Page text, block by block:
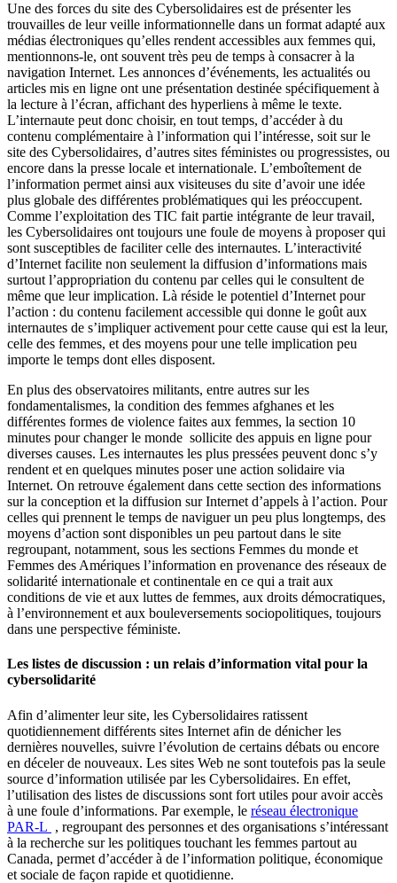
Une des forces du site des Cybersolidaires est de présenter les
trouvailles de leur veille informationnelle dans un format adapté aux
médias électroniques qu’elles rendent accessibles aux femmes qui,
mentionnons-le, ont souvent très peu de temps à consacrer à la
navigation Internet. Les annonces d’événements, les actualités ou
articles mis en ligne ont une présentation destinée spécifiquement à
la lecture à l’écran, affichant des hyperliens à même le texte.
L’internaute peut donc choisir, en tout temps, d’accéder à du
contenu complémentaire à l’information qui l’intéresse, soit sur le
site des Cybersolidaires, d’autres sites féministes ou progressistes, ou
encore dans la presse locale et internationale. L’emboîtement de
l’information permet ainsi aux visiteuses du site d’avoir une idée
plus globale des différentes problématiques qui les préoccupent.
Comme l’exploitation des TIC fait partie intégrante de leur travail,
les Cybersolidaires ont toujours une foule de moyens à proposer qui
sont susceptibles de faciliter celle des internautes. L’interactivité
d’Internet facilite non seulement la diffusion d’informations mais
surtout l’appropriation du contenu par celles qui le consultent de
même que leur implication. Là réside le potentiel d’Internet pour
l’action : du contenu facilement accessible qui donne le goût aux
internautes de s’impliquer activement pour cette cause qui est la leur,
celle des femmes, et des moyens pour une telle implication peu
importe le temps dont elles disposent.
En plus des observatoires militants, entre autres sur les
fondamentalismes, la condition des femmes afghanes et les
différentes formes de violence faites aux femmes, la section 10
minutes pour changer le monde sollicite des appuis en ligne pour
diverses causes. Les internautes les plus pressées peuvent donc s’y
rendent et en quelques minutes poser une action solidaire via
Internet. On retrouve également dans cette section des informations
sur la conception et la diffusion sur Internet d’appels à l’action. Pour
celles qui prennent le temps de naviguer un peu plus longtemps, des
moyens d’action sont disponibles un peu partout dans le site
regroupant, notamment, sous les sections Femmes du monde et
Femmes des Amériques l’information en provenance des réseaux de
solidarité internationale et continentale en ce qui a trait aux
conditions de vie et aux luttes de femmes, aux droits démocratiques,
à l’environnement et aux bouleversements sociopolitiques, toujours
dans une perspective féministe.
Les listes de discussion : un relais d’information vital pour la
cybersolidarité
Afin d’alimenter leur site, les Cybersolidaires ratissent
quotidiennement différents sites Internet afin de dénicher les
dernières nouvelles, suivre l’évolution de certains débats ou encore
en déceler de nouveaux. Les sites Web ne sont toutefois pas la seule
source d’information utilisée par les Cybersolidaires. En effet,
l’utilisation des listes de discussions sont fort utiles pour avoir accès
à une foule d’informations. Par exemple, le réseau électronique
PAR-L , regroupant des personnes et des organisations s’intéressant
à la recherche sur les politiques touchant les femmes partout au
Canada, permet d’accéder à de l’information politique, économique
et sociale de façon rapide et quotidienne.